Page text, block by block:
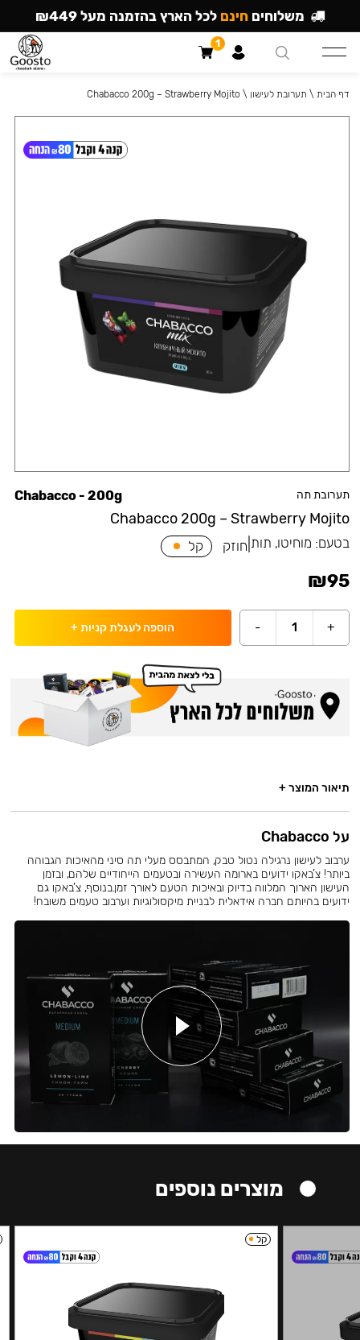
תערובת תה
Chabacco 200g – Strawberry Mojito
Chabacco - 200g
בטעם: מוחיטו, תות חוזק קל
₪95
+
1
- הוספה לעגלת קניות +
דף הבית \ תערובת לעישון \
Chabacco 200g – Strawberry Mojito
תיאור המוצר +
על Chabacco
ערבוב לעישון נרגילה נטול טבק, המתבסס מעלי תה סיני מהאיכות הגבוהה
ביותר! צ’באקו ידועים בארומה העשירה ובטעמים הייחודיים שלהם, ובזמן
העישון הארוך המלווה בדיוק ובאיכות הטעם לאורך זמן.בנוסף, צ’באקו גם
ידועים בהיותם חברה אידאלית לבניית מיקסולוגיות וערבוב טעמים משובח!
מוצרים נוספים
קל
משלוחים חינם לכל הארץ בהזמנה מעל ₪449
1